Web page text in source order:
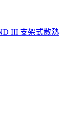
III 支架式散熱